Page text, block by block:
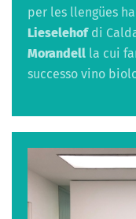
per les llengües
Lieselehofdi
Morandell la cui
successo vino